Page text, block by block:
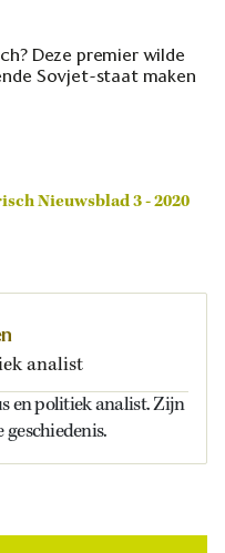
Deze premier wilde
Sovjet-staat maken
Nieuwsblad 3 - 2020
analist
en politiek analist. Zijn
geschiedenis.